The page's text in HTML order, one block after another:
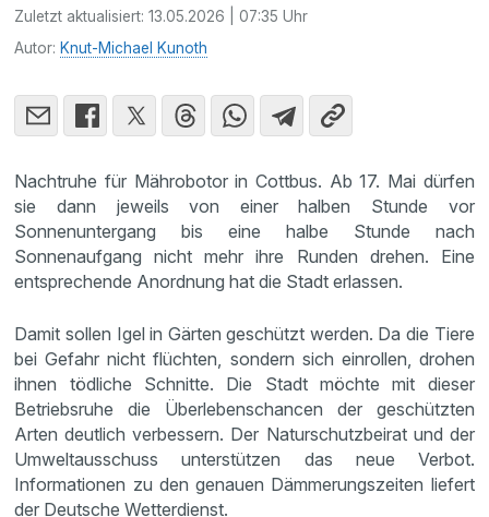
Zuletzt aktualisiert:13.05.2026 | 07:35 Uhr
Autor: Knut-Michael Kunoth
Nachtruhe für Mährobotor in Cottbus. Ab 17. Mai dürfen
sie dann jeweils von einer halben Stunde vor
Sonnenuntergang bis eine halbe Stunde nach
Sonnenaufgang nicht mehr ihre Runden drehen. Eine
entsprechende Anordnung hat die Stadt erlassen.
Damit sollen Igel in Gärten geschützt werden. Da die Tiere
bei Gefahr nicht flüchten, sondern sich einrollen, drohen
ihnen tödliche Schnitte. Die Stadt möchte mit dieser
Betriebsruhe die Überlebenschancen der geschützten
Arten deutlich verbessern. Der Naturschutzbeirat und der
Umweltausschuss unterstützen das neue Verbot.
Informationen zu den genauen Dämmerungszeiten liefert
der Deutsche Wetterdienst.